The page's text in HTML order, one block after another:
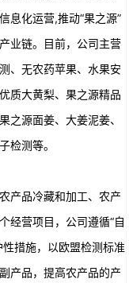
息化运营,推动“果之源”
业链。目前，公司主营
、无农药苹果、水果安
质大黄梨、果之源精品
之源面姜、大姜泥姜、
检测等。
产品冷藏和加工、农产
经营项目，公司遵循“自
措施，以欧盟检测标准
产品，提高农产品的产